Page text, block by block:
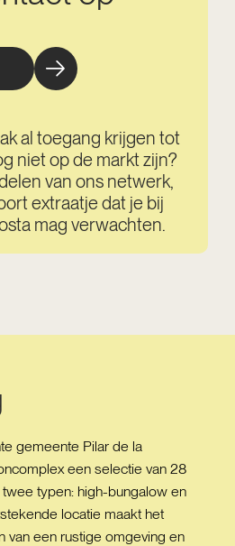
al toegang krijgen tot
niet op de markt zijn?
van ons netwerk,
extraatje dat je bij
mag verwachten.
gemeente Pilar de la
een selectie van 28
typen: high-bungalow en
locatie maakt het
van een rustige omgeving en